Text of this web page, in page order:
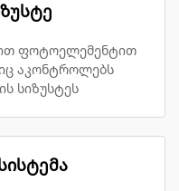
ფოტოელემენტით
აკონტროლებს
სიზუსტეს